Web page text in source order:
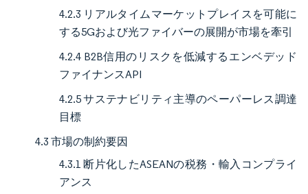
4.2.3 リアルタイムマーケットプレイスを可能に
する5Gおよび光ファイバーの展開が市場を牽引
4.2.4 B2B信用のリスクを低減するエンベデッド
ファイナンスAPI
4.2.5 サステナビリティ主導のペーパーレス調達
目標
4.3 市場の制約要因
4.3.1 断片化したASEANの税務・輸入コンプライ
アンス